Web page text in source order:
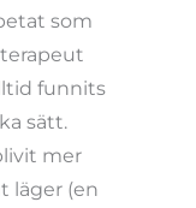
som
funnits
sätt.
mer
läger (en